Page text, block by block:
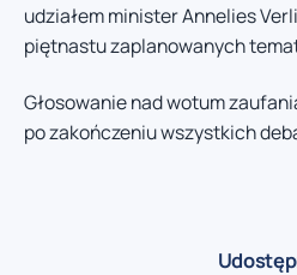
udziałem minister Annelies
piętnastu zaplanowanych
Głosowanie nad wotum
po zakończeniu wszystkich